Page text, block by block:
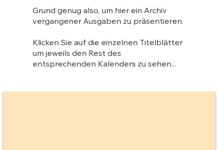
Grund genug also, um hier ein Archiv
vergangener Ausgaben zu präsentieren.
Klicken Sie auf die einzelnen Titelblätter
um jeweils den Rest des
entsprechenden Kalenders zu sehen...